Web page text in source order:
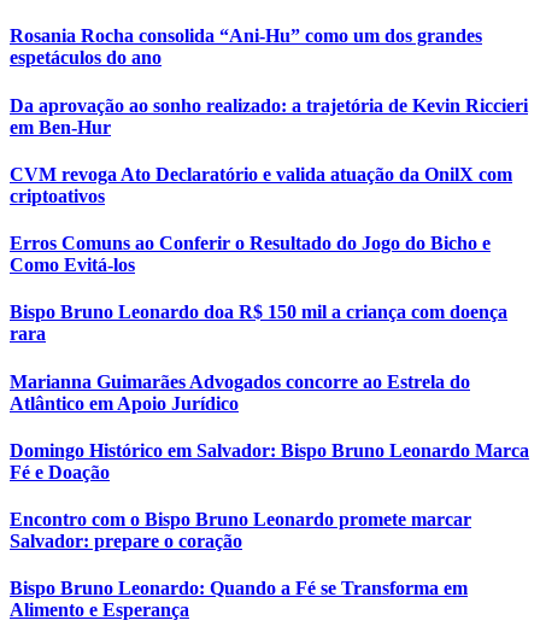
Rosania Rocha consolida “Ani-Hu” como um dos grandes
espetáculos do ano
Da aprovação ao sonho realizado: a trajetória de Kevin Riccieri
em Ben-Hur
CVM revoga Ato Declaratório e valida atuação da OnilX com
criptoativos
Erros Comuns ao Conferir o Resultado do Jogo do Bicho e
Como Evitá-los
Bispo Bruno Leonardo doa R$ 150 mil a criança com doença
rara
Marianna Guimarães Advogados concorre ao Estrela do
Atlântico em Apoio Jurídico
Domingo Histórico em Salvador: Bispo Bruno Leonardo Marca
Fé e Doação
Encontro com o Bispo Bruno Leonardo promete marcar
Salvador: prepare o coração
Bispo Bruno Leonardo: Quando a Fé se Transforma em
Alimento e Esperança